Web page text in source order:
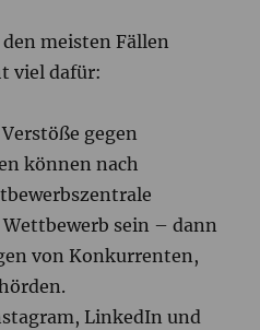
meisten Fällen
viel dafür:
Verstöße gegen
können nach
sein – dann
von Konkurrenten,
LinkedIn und